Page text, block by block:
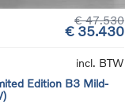
€ 47.530
€ 35.430
incl. BTW
Edition B3 Mild-